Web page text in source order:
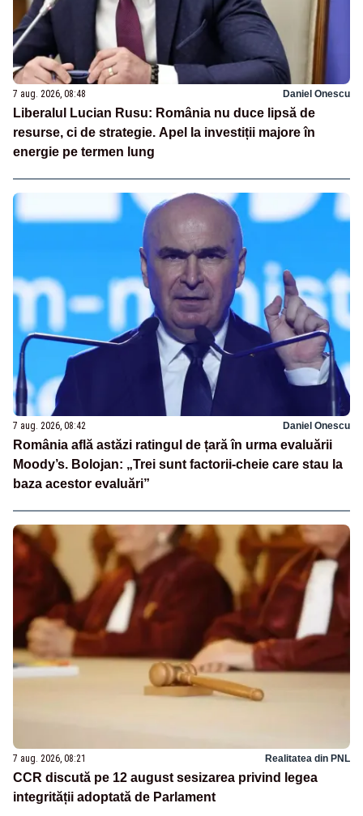
7 aug. 2026, 08:48 Daniel Onescu
Liberalul Lucian Rusu: România nu duce lipsă de
resurse, ci de strategie. Apel la investiții majore în
energie pe termen lung
7 aug. 2026, 08:42 Daniel Onescu
România află astăzi ratingul de țară în urma evaluării
Moody’s. Bolojan: „Trei sunt factorii-cheie care stau la
baza acestor evaluări”
7 aug. 2026, 08:21 Realitatea din PNL
CCR discută pe 12 august sesizarea privind legea
integrității adoptată de Parlament